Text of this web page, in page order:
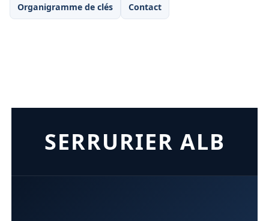
Organigramme de clés Contact
SERRURIER ALB